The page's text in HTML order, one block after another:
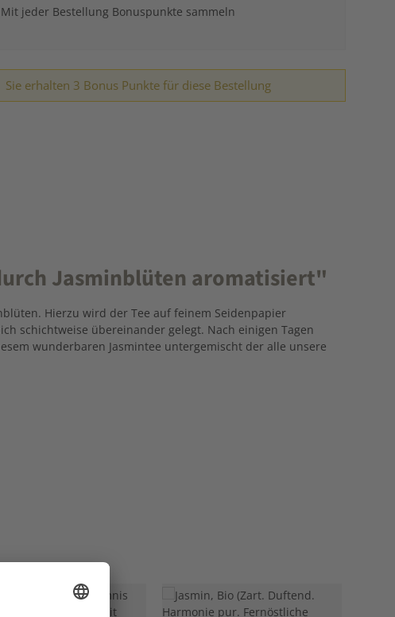
Mit jeder Bestellung Bonuspunkte sammeln
Sie erhalten 3 Bonus Punkte für diese Bestellung
Jasminblüten aromatisiert"
Hierzu wird der Tee auf feinem Seidenpapier
schichtweise übereinander gelegt. Nach einigen Tagen
wunderbaren Jasmintee untergemischt der alle unsere